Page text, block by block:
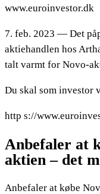
www.euroinvestor.dk
7. feb. 2023 — Det
aktiehandlen hos
talt varmt for Novo-
Du skal som investor
http s://
Anbefaler at
aktien – det
Anbefaler at købe